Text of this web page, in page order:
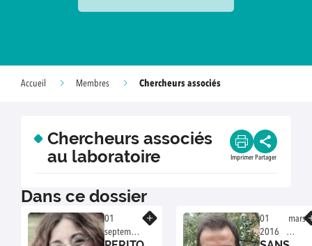
Accueil Membres Chercheurs associés
Chercheurs associés
au laboratoire
Imprimer Partager
Dans ce dossier
01
septembre
01 mars
2016